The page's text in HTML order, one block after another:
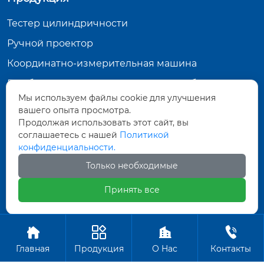
Тестер цилиндричности
Ручной проектор
Координатно-измерительная машина
Прибор для измерения размера изображения
Контактная информация
15, улица Чжэньпэн Чжун-2, Даляньская зона
экономического и технического развития,
провинция Ляонин
int_business@jiangyoujixie.net
+86-411-87570079
Индустрия

Главная

Продукция

О Hас

Контакты
Мы используем файлы cookie для улучшения
вашего опыта просмотра.
Продолжая использовать этот сайт, вы
соглашаетесь с нашей Политикой
конфиденциальности.
Только необходимые
Принять все